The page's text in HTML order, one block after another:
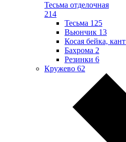
Тесьма отделочная
214
Тесьма 125
Вьюнчик 13
Косая бейка, кант
Бахрома 2
Резинки 6
Кружево 62